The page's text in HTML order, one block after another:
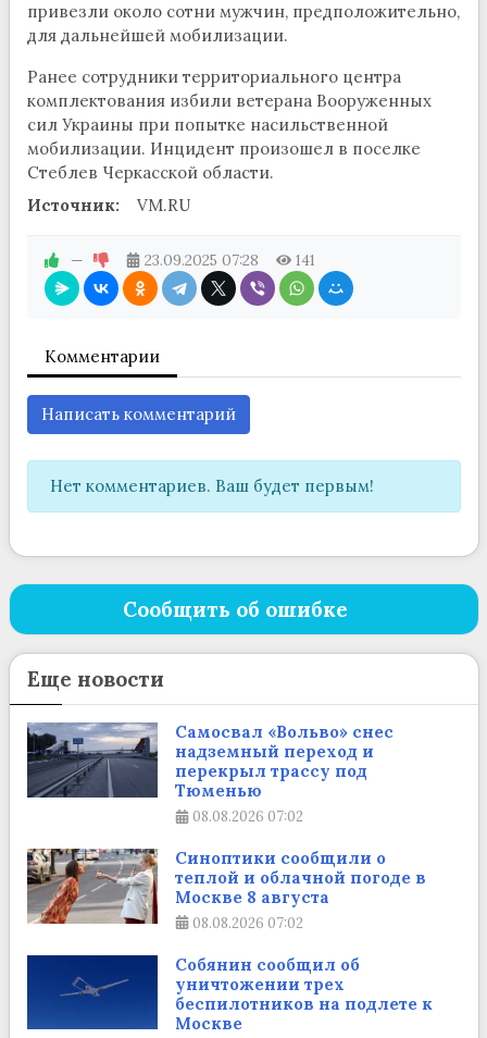
привезли около сотни мужчин, предположительно,
для дальнейшей мобилизации.
Ранее сотрудники территориального центра
комплектования избили ветерана Вооруженных
сил Украины при попытке насильственной
мобилизации. Инцидент произошел в поселке
Стеблев Черкасской области.
Источник:
VM.RU
— 23.09.2025 07:28 141
Комментарии
Написать комментарий
Нет комментариев. Ваш будет первым!
Сообщить об ошибке
Еще новости
Самосвал «Вольво» снес
надземный переход и
перекрыл трассу под
Тюменью
08.08.2026 07:02
Синоптики сообщили о
теплой и облачной погоде в
Москве 8 августа
08.08.2026 07:02
Собянин сообщил об
уничтожении трех
беспилотников на подлете к
Москве